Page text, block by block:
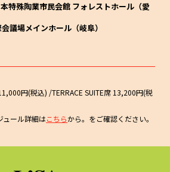
殊陶業市民会館 フォレストホール（愛
議場メインホール（岐阜）
円(税込) /TERRACE SUITE席 13,200円(税
ュール詳細はこちらから。をご確認ください。